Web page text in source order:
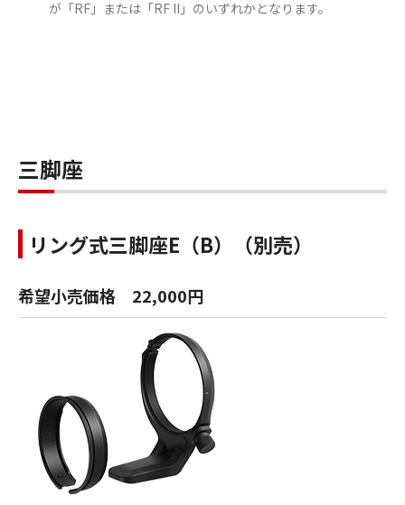
が「RF」または「RF II」のいずれかとなります。
三脚座
リング式三脚座E（B）（別売）
希望小売価格 22,000円